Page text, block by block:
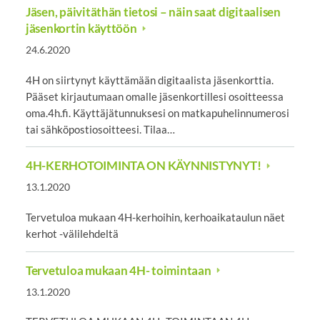
Jäsen, päivitäthän tietosi – näin saat digitaalisen
jäsenkortin käyttöön
24.6.2020
4H on siirtynyt käyttämään digitaalista jäsenkorttia.
Pääset kirjautumaan omalle jäsenkortillesi osoitteessa
oma.4h.fi. Käyttäjätunnuksesi on matkapuhelinnumerosi
tai sähköpostiosoitteesi. Tilaa…
4H-KERHOTOIMINTA ON KÄYNNISTYNYT!
13.1.2020
Tervetuloa mukaan 4H-kerhoihin, kerhoaikataulun näet
kerhot -välilehdeltä
Tervetuloa mukaan 4H- toimintaan
13.1.2020